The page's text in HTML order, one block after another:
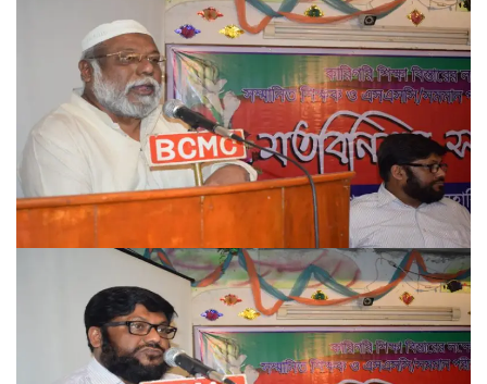
FACEBOOK PRIMARY PAGE
FACEBOOK SECONDARY PAGE
USEFUL LINKS